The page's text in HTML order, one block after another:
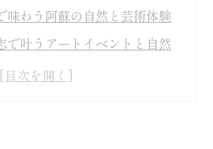
味わう阿蘇の自然と芸術体験
で叶うアートイベントと自然